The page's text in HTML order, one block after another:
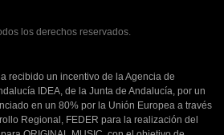
los derechos reservados.
recibido un incentivo de la Agencia de
IDEA, de la Junta de Andalucía, por un
en un 80% por la Unión Europea a través
Regional, FEDER para la realización del